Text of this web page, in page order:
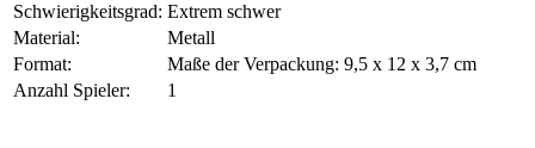
Schwierigkeitsgrad: Extrem schwer
Material:
Metall
Format:
Maße der Verpackung: 9,5 x 12 x 3,7 cm
Anzahl Spieler:
1